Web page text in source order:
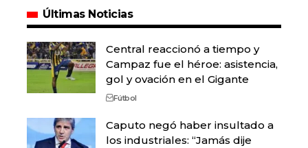
Últimas Noticias
Central reaccionó a tiempo y
Campaz fue el héroe: asistencia,
gol y ovación en el Gigante
Fútbol
Caputo negó haber insultado a
los industriales: “Jamás dije